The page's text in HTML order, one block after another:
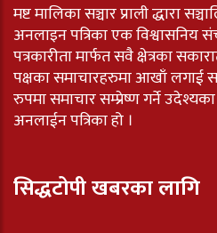
मष्ट मालिका सञ्चार प्राली द्धारा
अनलाइन पत्रिका एक विश्वासनिय
पत्रकारीता मार्फत सवै क्षेत्रका
पक्षका समाचारहरुमा आखाँ लगाई
रुपमा समाचार सम्प्रेष्ण गर्ने
अनलाईन पत्रिका हो ।
सिद्धटोपी खबरका लागि